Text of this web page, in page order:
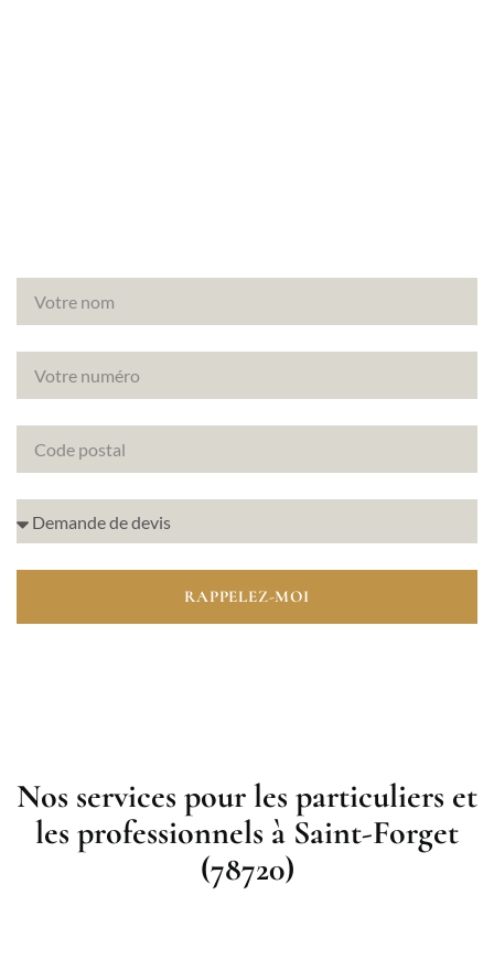
RAPPELEZ-MOI
Nos services pour les particuliers et
les professionnels à Saint-Forget
(78720)